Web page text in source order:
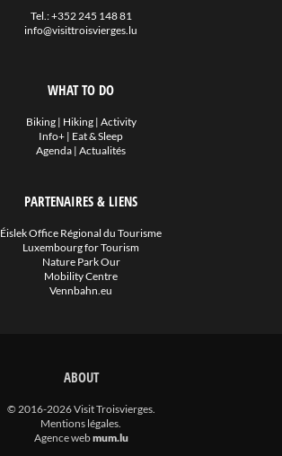
Tel.:+352 245 148 81
info@visittroisvierges.lu
WHAT TO DO
Biking| Hiking| Activity
Info+ | Eat & Sleep
Agenda | Actualités
PARTENAIRES & LIENS
Éislek Office Régional du Tourisme
Luxembourg for Tourism
Nature Park Our
Mobility Centre
Vennbahn.eu
ABOUT
© 2016-2026 Visit Troisvierges.
Mentions légales
Agence webmum.lu